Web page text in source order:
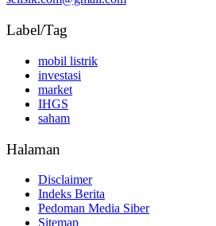
Label/Tag
mobil listrik
investasi
market
IHGS
saham
Halaman
Disclaimer
Indeks Berita
Pedoman Media Siber
Sitemap